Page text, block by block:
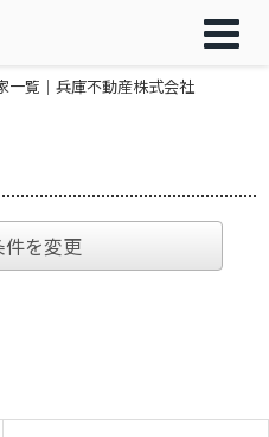
一覧｜兵庫不動産株式会社
を変更